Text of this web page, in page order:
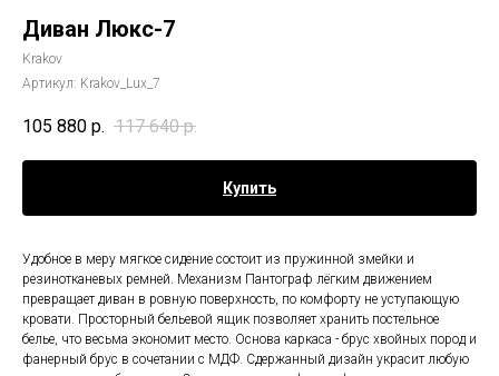
Диван Люкс-7
Krakov
Артикул: Krakov_Lux_7
105 880 р. 117 640 р.
Купить
Удобное в меру мягкое сидение состоит из пружинной змейки и
резинотканевых ремней. Механизм Пантограф лёгким движением
превращает диван в ровную поверхность, по комфорту не уступающую
кровати. Просторный бельевой ящик позволяет хранить постельное
белье, что весьма экономит место. Основа каркаса - брус хвойных пород и
фанерный брус в сочетании с МДФ. Сдержанный дизайн украсит любую